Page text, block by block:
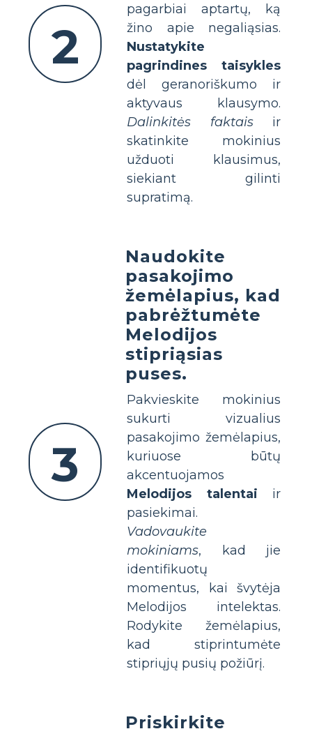
2
pagarbiai aptartų, ką
žino apie negaliąsias.
Nustatykite
pagrindines taisykles
dėl geranoriškumo ir
aktyvaus klausymo.
Dalinkitės faktaisir
skatinkite mokinius
užduoti klausimus,
siekiant gilinti
supratimą.
3
Naudokite
pasakojimo
žemėlapius, kad
pabrėžtumėte
Melodijos
stipriąsias
puses.
Pakvieskite mokinius
sukurti vizualius
pasakojimo žemėlapius,
kuriuose būtų
akcentuojamos
Melodijos talentai ir
pasiekimai.
Vadovaukite
mokiniams, kad jie
identifikuotų
momentus, kai švytėja
Melodijos intelektas.
Rodykite žemėlapius,
kad stiprintumėte
stipriųjų pusių požiūrį.
Priskirkite